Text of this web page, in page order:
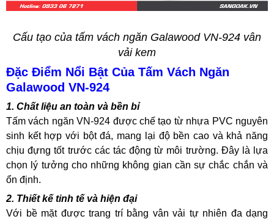
Cấu tạo của tấm vách ngăn Galawood VN-924 vân
vải kem
Đặc Điểm Nổi Bật Của Tấm Vách Ngăn
Galawood VN-924
1. Chất liệu an toàn và bền bỉ
Tấm vách ngăn VN-924 được chế tạo từ nhựa PVC nguyên
sinh kết hợp với bột đá, mang lại độ bền cao và khả năng
chịu đựng tốt trước các tác động từ môi trường. Đây là lựa
chọn lý tưởng cho những không gian cần sự chắc chắn và
ổn định.
2. Thiết kế tinh tế và hiện đại
Với bề mặt được trang trí bằng vân vải tự nhiên đa dạng